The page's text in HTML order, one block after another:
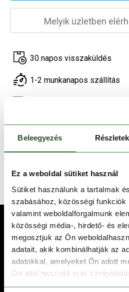
Beleegyezés Részletek
Ez a weboldal sütiket használ
Sütiket használunk a tartalmak
szabásához, közösségi funkciók
valamint weboldalforgalmunk
közösségi média-, hirdető- és
megosztjuk az Ön
adatait, akik kombinálhatják az
adatokkal, amelyeket Ön adott
Ön által használt más
TERMÉKLEÍRÁS
TECHNOLÓGIÁK
Melyik üzletben
30 napos visszaküldés
1-2 munkanapos szállítás